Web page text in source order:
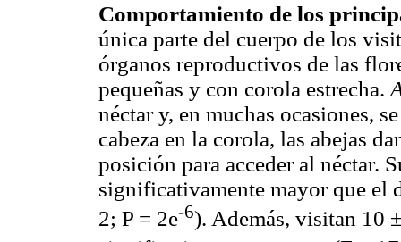
Comportamiento de los
única parte del cuerpo de los
órganos reproductivos de las
pequeñas y con corola estrecha.
néctar y, en muchas ocasiones,
cabeza en la corola, las abejas
posición para acceder al néctar.
significativamente mayor que el
2; P = 2e-6). Además, visitan 10